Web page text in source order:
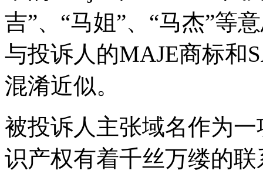
吉”、“马姐”、“马杰”等
与投诉人的MAJE商标和
混淆近似。
被投诉人主张域名作为
识产权有着千丝万缕的